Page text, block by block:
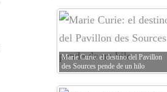
Marie Curie: el destino del Pavillon
des Sources pende de un hilo